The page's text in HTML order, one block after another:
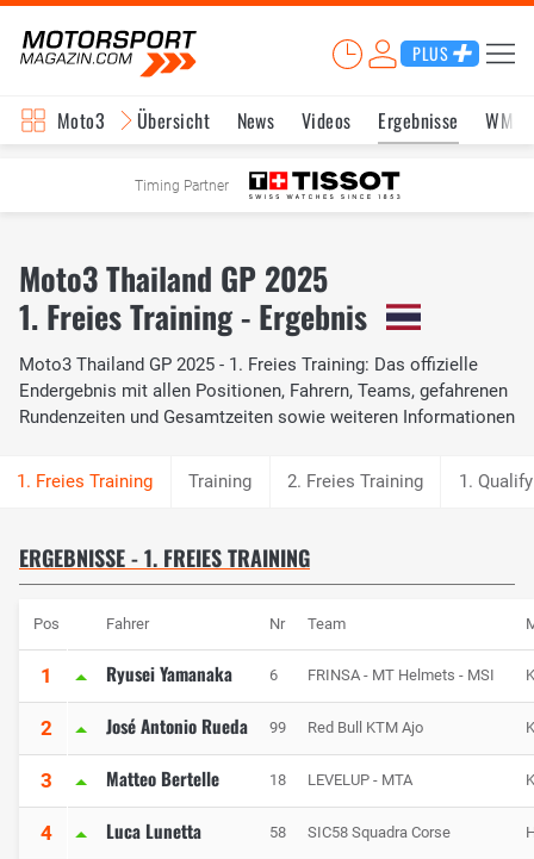
PLUS
Moto3 Übersicht News Videos Ergebnisse WM-
Timing Partner
Moto3 Thailand GP 2025
1. Freies Training - Ergebnis
Moto3 Thailand GP 2025 - 1. Freies Training: Das offizielle
Endergebnis mit allen Positionen, Fahrern, Teams, gefahrenen
Rundenzeiten und Gesamtzeiten sowie weiteren Informationen
Training 2. Freies Training 1.
ERGEBNISSE - 1. FREIES TRAINING
Pos Fahrer Nr Team
1 Ryusei Yamanaka 6 FRINSA - MT Helmets - MSI
2 José Antonio Rueda 99 Red Bull KTM Ajo
3 Matteo Bertelle 18 LEVELUP - MTA
4 Luca Lunetta 58 SIC58 Squadra Corse